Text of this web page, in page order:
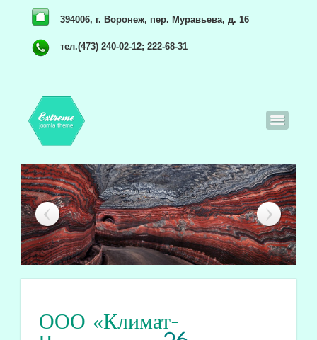
394006, г. Воронеж, пер. Муравьева, д. 16
тел.(473) 240-02-12; 222-68-31
ООО «Климат-